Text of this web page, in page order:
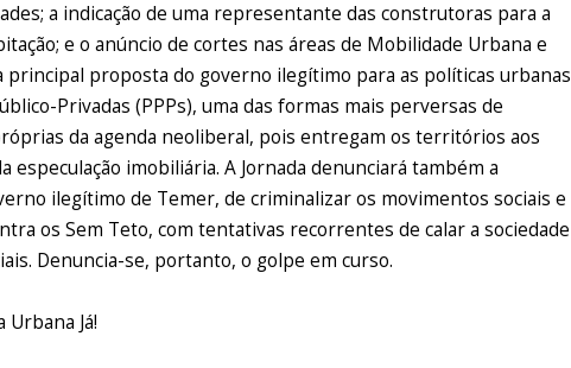
a indicação de uma representante das construtoras para a
e o anúncio de cortes nas áreas de Mobilidade Urbana e
principal proposta do governo ilegítimo para as políticas urbanas
Privadas (PPPs), uma das formas mais perversas de
da agenda neoliberal, pois entregam os territórios aos
especulação imobiliária. A Jornada denunciará também a
ilegítimo de Temer, de criminalizar os movimentos sociais e
os Sem Teto, com tentativas recorrentes de calar a sociedade
Denuncia-se, portanto, o golpe em curso.
Já!